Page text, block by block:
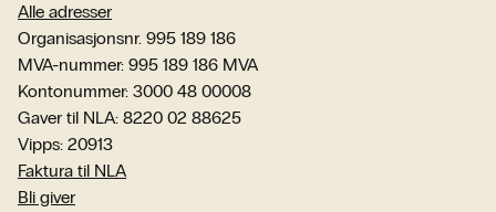
Alle adresser
Organisasjonsnr. 995 189 186
MVA-nummer: 995 189 186 MVA
Kontonummer: 3000 48 00008
Gaver til NLA: 8220 02 88625
Vipps: 20913
Faktura til NLA
Bli giver